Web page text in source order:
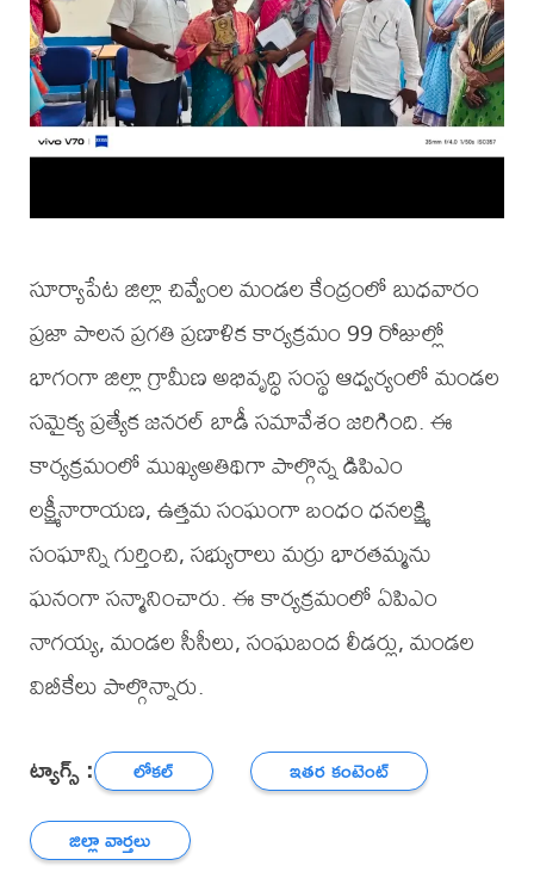
సూర్యాపేట జిల్లా చివ్వేంల మండల కేంద్రంలో బుధవారం
ప్రజా పాలన ప్రగతి ప్రణాళిక కార్యక్రమం 99 రోజుల్లో
భాగంగా జిల్లా గ్రామీణ అభివృద్ధి సంస్థ ఆధ్వర్యంలో మండల
సమైక్య ప్రత్యేక జనరల్ బాడీ సమావేశం జరిగింది. ఈ
కార్యక్రమంలో ముఖ్యఅతిథిగా పాల్గొన్న డిపిఎం
లక్ష్మీనారాయణ, ఉత్తమ సంఘంగా బంధం ధనలక్ష్మి
సంఘాన్ని గుర్తించి, సభ్యురాలు మర్రు భారతమ్మను
ఘనంగా సన్మానించారు. ఈ కార్యక్రమంలో ఏపిఎం
నాగయ్య, మండల సీసీలు, సంఘబంద లీడర్లు, మండల
విబీకేలు పాల్గొన్నారు.
ట్యాగ్స్ : లోకల్
ఇతర కంటెంట్
జిల్లా వార్తలు